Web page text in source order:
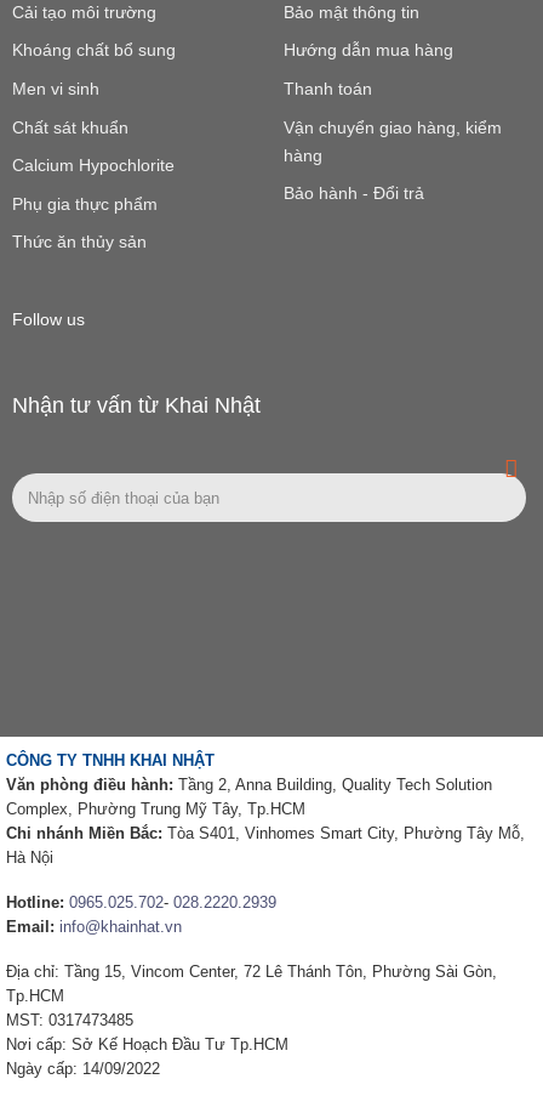
Cải tạo môi trường
Khoáng chất bổ sung
Men vi sinh
Chất sát khuẩn
Calcium Hypochlorite
Phụ gia thực phẩm
Thức ăn thủy sản
Bảo mật thông tin
Hướng dẫn mua hàng
Thanh toán
Vận chuyển giao hàng, kiểm
hàng
Bảo hành - Đổi trả
Follow us
Nhận tư vấn từ Khai Nhật
CÔNG TY TNHH KHAI NHẬT
Văn phòng điều hành: Tầng 2, Anna Building, Quality Tech Solution
Complex, Phường Trung Mỹ Tây, Tp.HCM
Chi nhánh Miền Bắc: Tòa S401, Vinhomes Smart City, Phường Tây Mỗ,
Hà Nội
Hotline: 0965.025.702- 028.2220.2939
Email: info@khainhat.vn
Địa chỉ: Tầng 15, Vincom Center, 72 Lê Thánh Tôn, Phường Sài Gòn,
Tp.HCM
MST: 0317473485
Nơi cấp: Sở Kế Hoạch Đầu Tư Tp.HCM
Ngày cấp: 14/09/2022